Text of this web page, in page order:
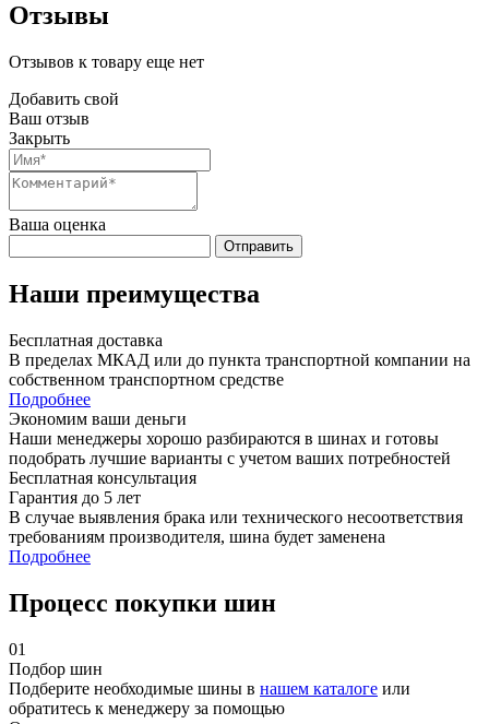
Отзывы
Отзывов к товару еще нет
Добавить свой
Ваш отзыв
Закрыть
Ваша оценка
Отправить
Наши преимущества
Бесплатная доставка
В пределах МКАД или до пункта транспортной компании на
собственном транспортном средстве
Подробнее
Экономим ваши деньги
Наши менеджеры хорошо разбираются в шинах и готовы
подобрать лучшие варианты с учетом ваших потребностей
Бесплатная консультация
Гарантия до 5 лет
В случае выявления брака или технического несоответствия
требованиям производителя, шина будет заменена
Подробнее
Процесс покупки шин
01
Подбор шин
Подберите необходимые шины в нашем каталоге или
обратитесь к менеджеру за помощью